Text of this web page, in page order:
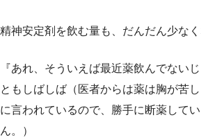
精神安定剤を飲む量も、だんだん少な
『あれ、そういえば最近薬飲んでない
ともしばしば（医者からは薬は胸が苦
に言われているので、勝手に断薬して
ん。）